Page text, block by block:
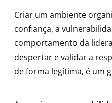
Criar um ambiente
confiança, a
comportamento da
despertar e validar a
de forma legítima, é um